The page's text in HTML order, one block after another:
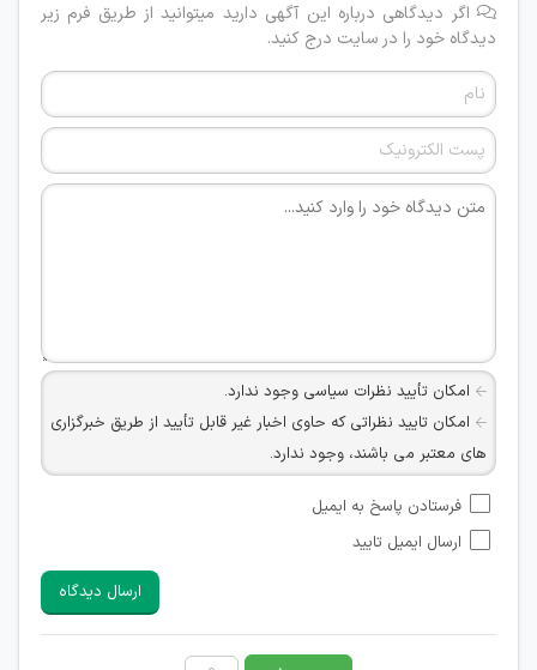
اگر دیدگاهی درباره این آگهی دارید میتوانید از طریق فرم زیر
دیدگاه خود را در سایت درج کنید.
امکان تأیید نظرات سیاسی وجود ندارد.
امکان تایید نظراتی که حاوی اخبار غیر قابل تأیید از طریق خبرگزاری
های معتبر می باشند، وجود ندارد.
شبکه های مجازی ارتباطی می باشند وجود ندارد.
امکان تأیید نظرات کاربرانی که به هر طریقی قصد مأیوس کردن
هرگونه تحریک، تحقیر و کنایه به سایر افراد (مسئول و غیر مسئول)
غیر مجاز می باشد.
فرستادن پاسخ به ایمیل
ارسال ایمیل تایید
ارسال دیدگاه